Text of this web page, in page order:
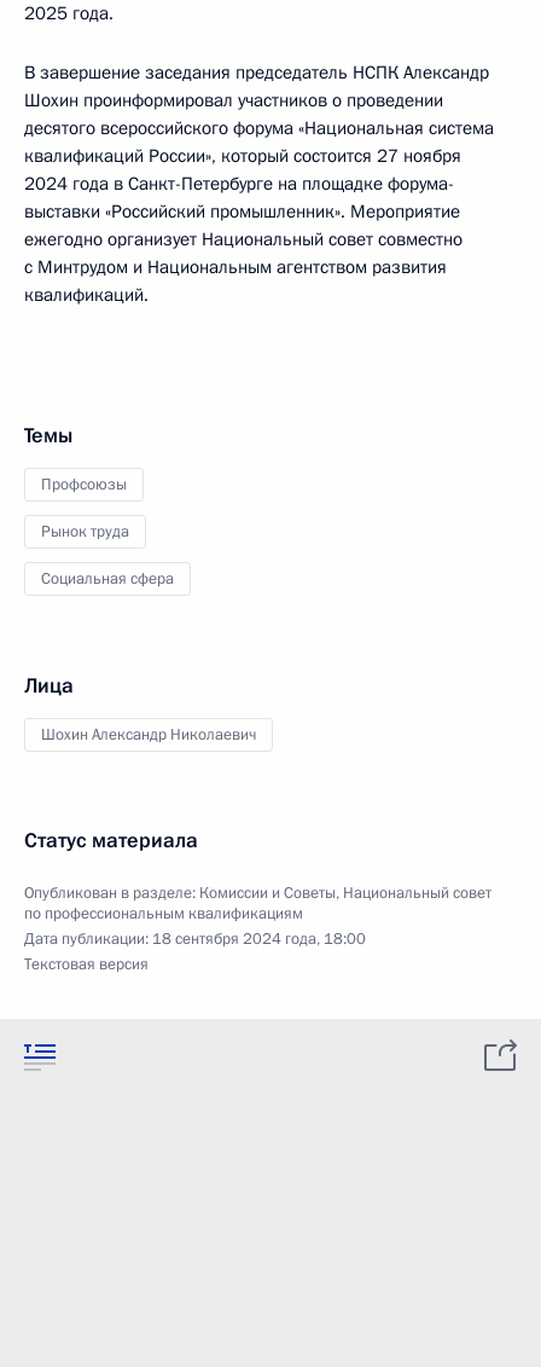
2025 года.
В завершение заседания председатель НСПК Александр
Шохин проинформировал участников о проведении
десятого всероссийского форума «Национальная система
квалификаций России», который состоится 27 ноября
2024 года в Санкт-Петербурге на площадке форума-
выставки «Российский промышленник». Мероприятие
ежегодно организует Национальный совет совместно
с Минтрудом и Национальным агентством развития
квалификаций.
Темы
Профсоюзы
Рынок труда
Социальная сфера
Лица
Шохин Александр Николаевич
Статус материала
Опубликован в разделе: Комиссии и Советы, Национальный совет
по профессиональным квалификациям
Дата публикации: 18 сентября 2024 года, 18:00
Текстовая версия